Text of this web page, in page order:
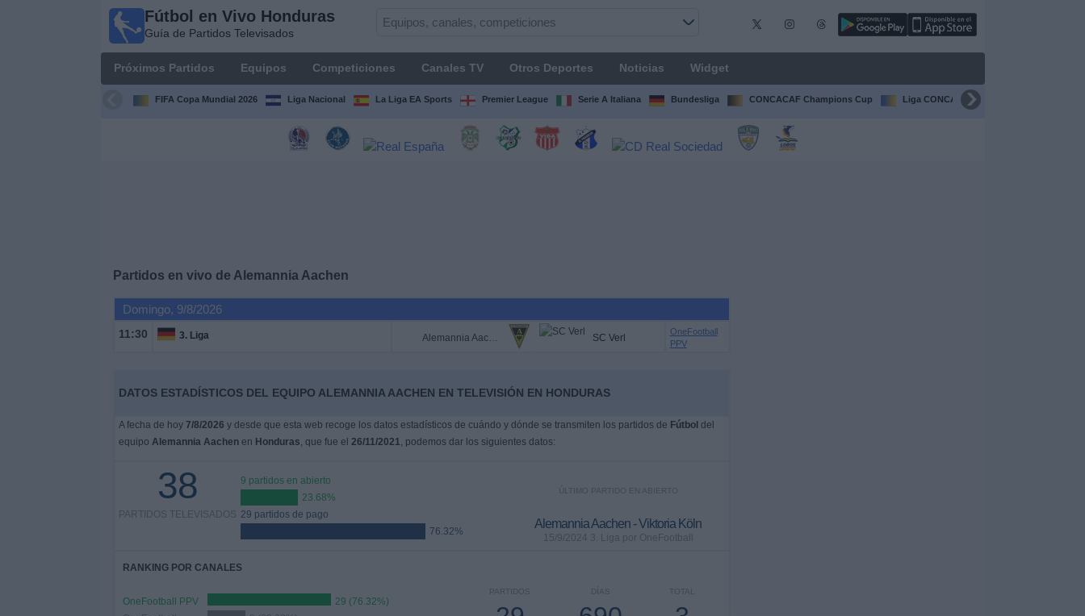
Fútbol en Vivo Honduras
Guía de Partidos Televisados
Próximos Partidos Equipos Competiciones Canales TV Otros Deportes Noticias Widget
FIFA Copa Mundial 2026 Liga Nacional La Liga EA Sports Premier League Serie A Italiana Bundesliga CONCACAF Champions Cup Liga CONCACAF
Partidos en vivo de Alemannia Aachen
Domingo, 9/8/2026
11:30 3. Liga Alemannia Aachen SC Verl
OneFootball
PPV
DATOS ESTADÍSTICOS DEL EQUIPO ALEMANNIA AACHEN EN TELEVISIÓN EN HONDURAS
A fecha de hoy 7/8/2026 y desde que esta web recoge los datos estadísticos de cuándo y dónde se transmiten los partidos de Fútbol del
equipo Alemannia Aachenen Honduras, que fue el 26/11/2021, podemos dar los siguientes datos:
38
PARTIDOS TELEVISADOS
9 partidos en abierto
23.68%
29 partidos de pago
76.32%
ÚLTIMO PARTIDO EN ABIERTO
Alemannia Aachen - Viktoria Köln
15/9/2024 3. Liga por OneFootball
RANKING POR CANALES
OneFootball PPV
29 (76.32%)
TOTAL
DÍAS
PARTIDOS
Fútbol en
Honduras